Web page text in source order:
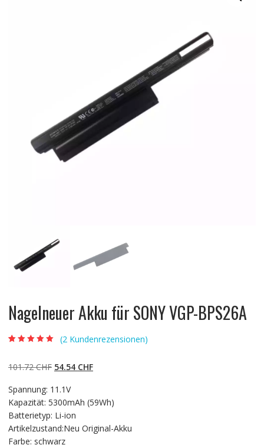
Nagelneuer Akku für SONY VGP-BPS26A
basierend auf
Kundenbewertun
(2 Kundenrezensionen)
101.72CHF Ursprünglicher
war:
101.72 CHF
54.54 CHFAktueller
54.54 CHF.
Spannung: 11.1V
Kapazität: 5300mAh (59Wh)
Batterietyp: Li-ion
Artikelzustand:Neu Original-Akku
Farbe: schwarz